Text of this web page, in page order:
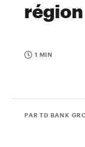
1 MIN
PAR TD BANK